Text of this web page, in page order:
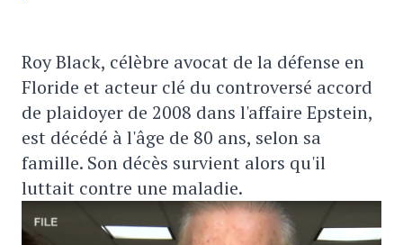
Roy Black, célèbre avocat de la défense en
Floride et acteur clé du controversé accord
de plaidoyer de 2008 dans l'affaire Epstein,
est décédé à l'âge de 80 ans, selon sa
famille. Son décès survient alors qu'il
luttait contre une maladie.